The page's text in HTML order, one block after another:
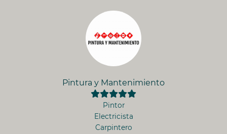
Pintura y Mantenimiento
Pintor
Electricista
Carpintero